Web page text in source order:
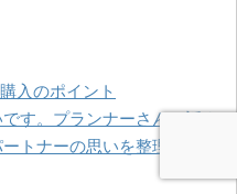
入のポイント
す。プランナーさんと話す
トナーの思いを整理するこ